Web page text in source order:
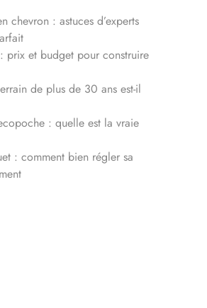
chevron : astuces d’experts
prix et budget pour construire
de plus de 30 ans est-il
: quelle est la vraie
: comment bien régler sa